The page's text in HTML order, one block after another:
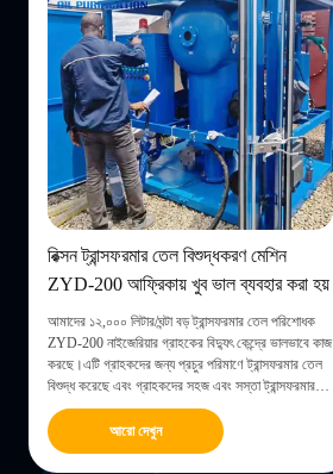
রিক্সন ট্রান্সফরমার তেল বিশুদ্ধকরণ মেশিন
ZYD-200 আফ্রিকায় খুব ভাল ব্যবহার করা হয়
আমাদের ১২,০০০ লিটার/ঘন্টা বড় ট্রান্সফরমার তেল পরিশোধক
ZYD-200 নাইজেরিয়ার গ্রাহকের বিদ্যুৎ কেন্দ্রে ভালভাবে কাজ
করছে।এটি গ্রাহকদের জন্য প্রচুর পরিমাণে ট্রান্সফরমার তেল
বিশুদ্ধ করেছে এবং গ্রাহকদের সহজ এবং সস্তা ট্রান্সফরমার
তেল রক্ষণাবেক্ষণের সমাধানও সরবরাহ করেছেআমাদের তেল
বিশুদ্ধিকরণ সরঞ্জাম নিয়ে ...
আরো দেখুন